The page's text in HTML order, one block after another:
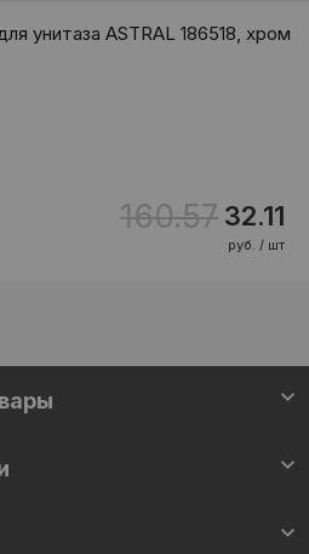
унитаза ASTRAL 186518, хром
160.57 32.11
руб. / шт